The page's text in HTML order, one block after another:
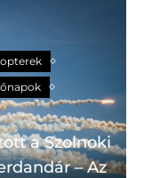
a Szolnoki
– Az